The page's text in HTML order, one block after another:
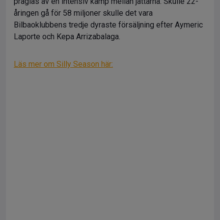
åringen gå för 58 miljoner skulle det vara
Bilbaoklubbens tredje dyraste försäljning efter Aymeric
Laporte och Kepa Arrizabalaga.
Läs mer om Silly Season här: